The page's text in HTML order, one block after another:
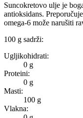
Suncokretovo ulje je
antioksidans.
omega-6 može narušiti
100 g sadrži:
Ugljikohidrati:
0 g
Proteini:
0 g
Masti:
100 g
Vlakna: